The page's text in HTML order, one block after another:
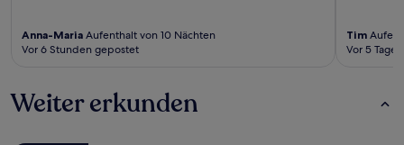
Anna-Maria Aufenthalt von 10 Nächten
Vor 6 Stunden gepostet
Tim
Vor 5
Weiter erkunden